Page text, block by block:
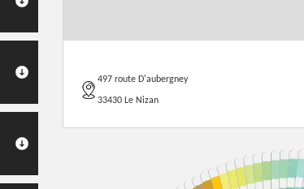
497 route D'aubergney
33430 Le Nizan